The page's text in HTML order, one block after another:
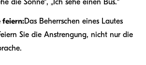
die Sonne“, „Ich sehe einen Bus.“
feiern:Das Beherrschen eines Lautes
Sie die Anstrengung, nicht nur die